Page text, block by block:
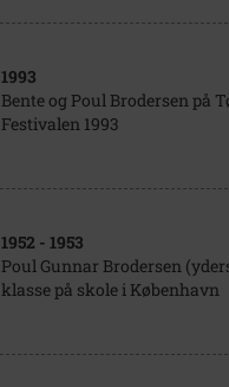
1993
Bente og Poul Brodersen på
Festivalen 1993
1952 - 1953
Poul Gunnar Brodersen
klasse på skole i København